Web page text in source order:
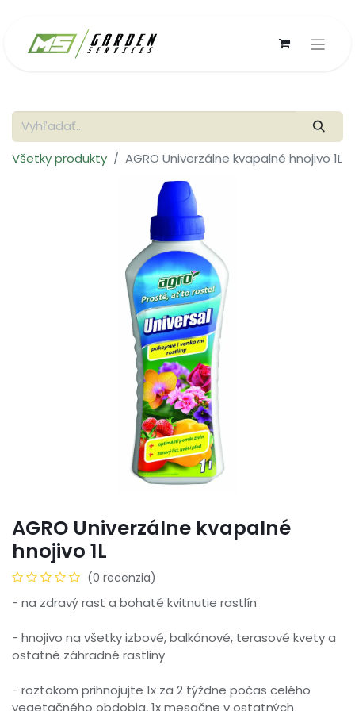
Všetky produkty AGRO Univerzálne kvapalné hnojivo 1L
AGRO Univerzálne kvapalné
hnojivo 1L
(0 recenzia)
- na zdravý rast a bohaté kvitnutie rastlín
- hnojivo na všetky izbové, balkónové, terasové kvety a
ostatné záhradné rastliny
- roztokom prihnojujte 1x za 2 týždne počas celého
vegetačného obdobia, 1x mesačne v ostatných